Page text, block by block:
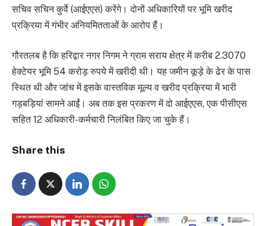
सचिव सचिन कुर्वे (आईएएस) करेंगे। दोनों अधिकारियों पर भूमि खरीद
प्रक्रिया में गंभीर अनियमितताओं के आरोप हैं।
गौरतलब है कि हरिद्वार नगर निगम ने ग्राम सराय क्षेत्र में करीब 2.3070
हेक्टेयर भूमि 54 करोड़ रुपये में खरीदी थी। यह जमीन कूड़े के ढेर के पास
स्थित थी और जांच में इसके वास्तविक मूल्य व खरीद प्रक्रिया में भारी
गड़बड़ियां सामने आईं। अब तक इस प्रकरण में दो आईएएस, एक पीसीएस
सहित 12 अधिकारी-कर्मचारी निलंबित किए जा चुके हैं।
Share this